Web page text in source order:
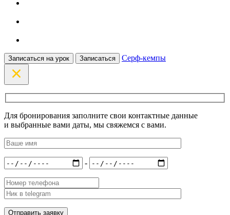
Записаться на урок Записаться Серф-кемпы
Для бронирования заполните свои контактные данные
и выбранные вами даты, мы свяжемся с вами.
-